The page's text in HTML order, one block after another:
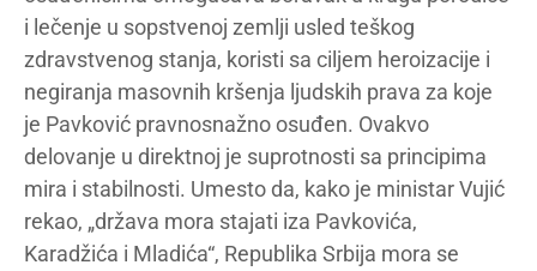
i lečenje u sopstvenoj zemlji usled teškog
zdravstvenog stanja, koristi sa ciljem heroizacije i
negiranja masovnih kršenja ljudskih prava za koje
je Pavković pravnosnažno osuđen. Ovakvo
delovanje u direktnoj je suprotnosti sa principima
mira i stabilnosti. Umesto da, kako je ministar Vujić
rekao, „država mora stajati iza Pavkovića,
Karadžića i Mladića“, Republika Srbija mora se